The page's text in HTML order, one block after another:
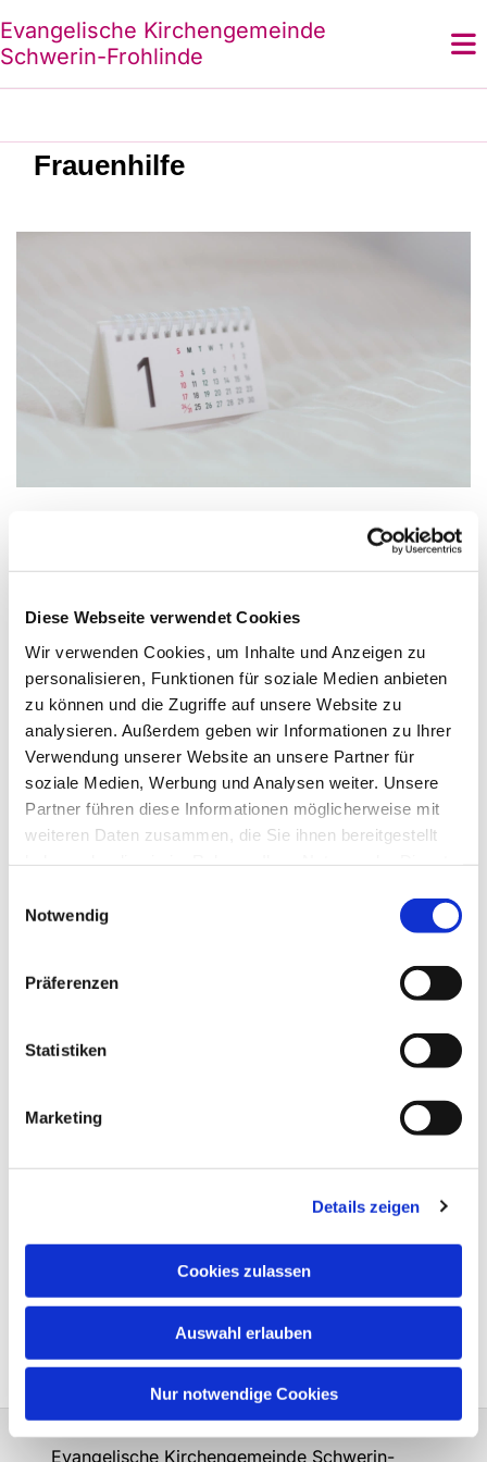
Diese Webseite verwendet Cookies
Wir verwenden Cookies, um Inhalte und Anzeigen zu
personalisieren, Funktionen für soziale Medien anbieten
zu können und die Zugriffe auf unsere Website zu
analysieren. Außerdem geben wir Informationen zu Ihrer
Verwendung unserer Website an unsere Partner für
soziale Medien, Werbung und Analysen weiter. Unsere
Partner führen diese Informationen möglicherweise mit
weiteren Daten zusammen, die Sie ihnen bereitgestellt
Notwendig
Präferenzen
Statistiken
Marketing
Details zeigen
Cookies zulassen
Auswahl erlauben
Nur notwendige Cookies
Evangelische Kirchengemeinde
Schwerin-Frohlinde
Frauenhilfe
Dies könnte Sie auch
interessieren
Evangelische Kirchengemeinde Schwerin-